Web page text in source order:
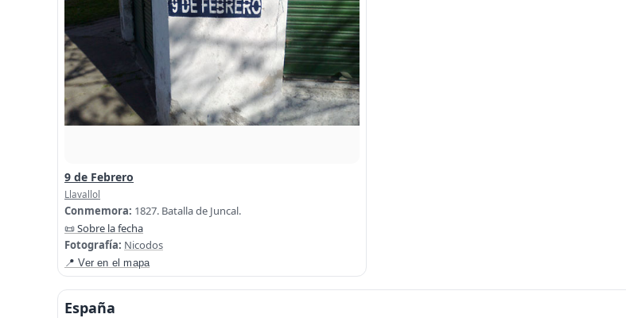
9 de Febrero
Llavallol
Conmemora: 1827. Batalla de Juncal.
📜 Sobre la fecha
Fotografía: Nicodos
📍 Ver en el mapa
España